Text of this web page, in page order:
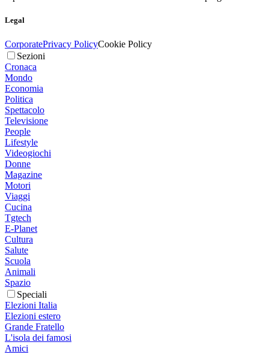
Legal
CorporatePrivacy PolicyCookie Policy
Sezioni
Cronaca
Mondo
Economia
Politica
Spettacolo
Televisione
People
Lifestyle
Videogiochi
Donne
Magazine
Motori
Viaggi
Cucina
Tgtech
E-Planet
Cultura
Salute
Scuola
Animali
Spazio
Speciali
Elezioni Italia
Elezioni estero
Grande Fratello
L'isola dei famosi
Amici